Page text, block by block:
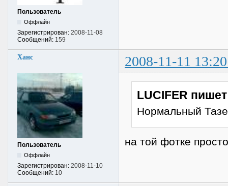
Пользователь
Оффлайн
Зарегистрирован: 2008-11-08
Сообщений: 159
Ханс 2008-11-11
Пользователь
Оффлайн
Зарегистрирован: 2008-11-10
Сообщений: 10
LUCIFER
Нормальный
на той фотке